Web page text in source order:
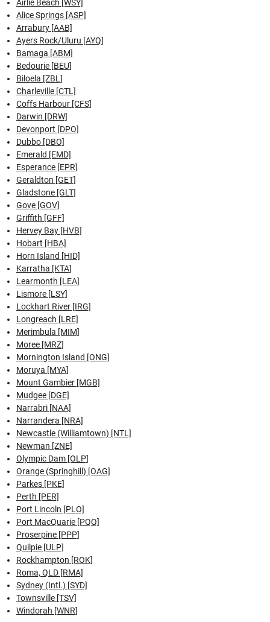
Airlie Beach [WSY]
Alice Springs [ASP]
Arrabury [AAB]
Ayers Rock/Uluru [AYQ]
Bamaga [ABM]
Bedourie [BEU]
Biloela [ZBL]
Charleville [CTL]
Coffs Harbour [CFS]
Darwin [DRW]
Devonport [DPO]
Dubbo [DBO]
Emerald [EMD]
Esperance [EPR]
Geraldton [GET]
Gladstone [GLT]
Gove [GOV]
Griffith [GFF]
Hervey Bay [HVB]
Hobart [HBA]
Horn Island [HID]
Karratha [KTA]
Learmonth [LEA]
Lismore [LSY]
Lockhart River [IRG]
Longreach [LRE]
Merimbula [MIM]
Moree [MRZ]
Mornington Island [ONG]
Moruya [MYA]
Mount Gambier [MGB]
Mudgee [DGE]
Narrabri [NAA]
Narrandera [NRA]
Newcastle (Williamtown) [NTL]
Newman [ZNE]
Olympic Dam [OLP]
Orange (Springhill) [OAG]
Parkes [PKE]
Perth [PER]
Port Lincoln [PLO]
Port MacQuarie [PQQ]
Proserpine [PPP]
Quilpie [ULP]
Rockhampton [ROK]
Roma, QLD [RMA]
Sydney (Intl.) [SYD]
Townsville [TSV]
Windorah [WNR]